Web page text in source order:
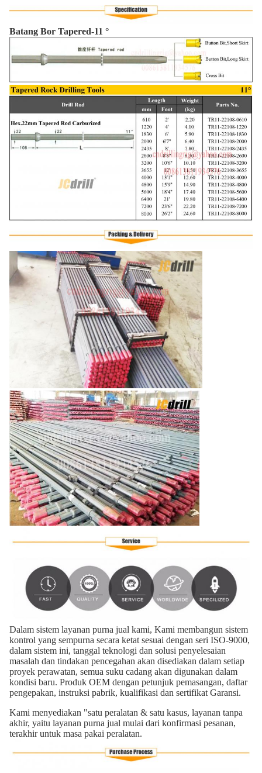
Batang Bor Tapered-11 °
Dalam sistem layanan purna jual kami, Kami membangun sistem
kontrol yang sempurna secara ketat sesuai dengan seri ISO-9000,
dalam sistem ini, tanggal teknologi dan solusi penyelesaian
masalah dan tindakan pencegahan akan disediakan dalam setiap
proyek perawatan, semua suku cadang akan digunakan dalam
kondisi baru. Produk OEM dengan petunjuk pemasangan, daftar
pengepakan, instruksi pabrik, kualifikasi dan sertifikat Garansi.
Kami menyediakan "satu peralatan & satu kasus, layanan tanpa
akhir, yaitu layanan purna jual mulai dari konfirmasi pesanan,
terakhir untuk masa pakai peralatan.